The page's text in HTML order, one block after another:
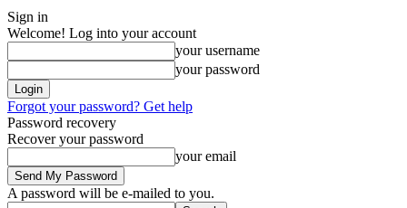
Sign in
Welcome! Log into your account
your username
your password
Forgot your password? Get help
Password recovery
Recover your password
your email
A password will be e-mailed to you.